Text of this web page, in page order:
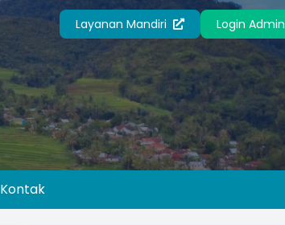
Layanan Mandiri Login Admin
Kontak